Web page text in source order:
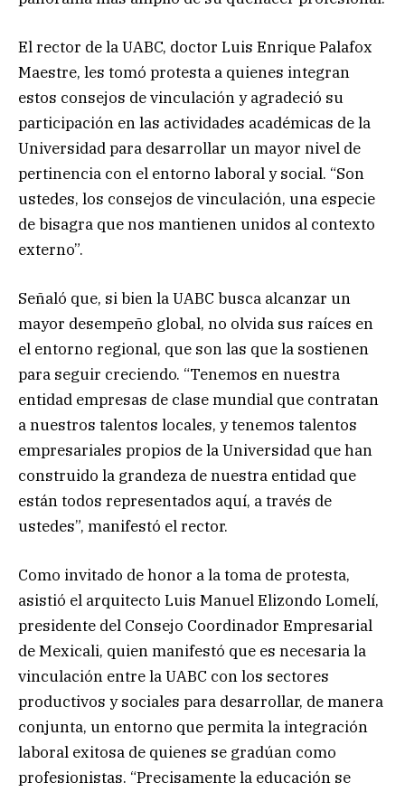
El rector de la UABC, doctor Luis Enrique Palafox
Maestre, les tomó protesta a quienes integran
estos consejos de vinculación y agradeció su
participación en las actividades académicas de la
Universidad para desarrollar un mayor nivel de
pertinencia con el entorno laboral y social. “Son
ustedes, los consejos de vinculación, una especie
de bisagra que nos mantienen unidos al contexto
externo”.
Señaló que, si bien la UABC busca alcanzar un
mayor desempeño global, no olvida sus raíces en
el entorno regional, que son las que la sostienen
para seguir creciendo. “Tenemos en nuestra
entidad empresas de clase mundial que contratan
a nuestros talentos locales, y tenemos talentos
empresariales propios de la Universidad que han
construido la grandeza de nuestra entidad que
están todos representados aquí, a través de
ustedes”, manifestó el rector.
Como invitado de honor a la toma de protesta,
asistió el arquitecto Luis Manuel Elizondo Lomelí,
presidente del Consejo Coordinador Empresarial
de Mexicali, quien manifestó que es necesaria la
vinculación entre la UABC con los sectores
productivos y sociales para desarrollar, de manera
conjunta, un entorno que permita la integración
laboral exitosa de quienes se gradúan como
profesionistas. “Precisamente la educación se